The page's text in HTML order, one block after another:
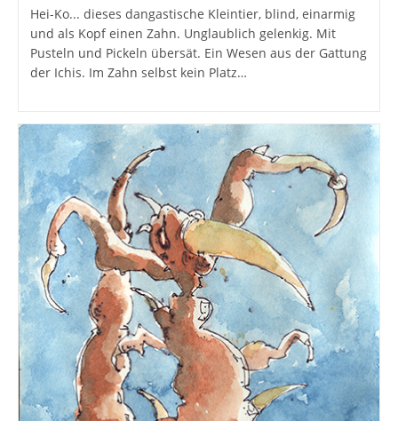
Hei-Ko... dieses dangastische Kleintier, blind, einarmig
und als Kopf einen Zahn. Unglaublich gelenkig. Mit
Pusteln und Pickeln übersät. Ein Wesen aus der Gattung
der Ichis. Im Zahn selbst kein Platz…